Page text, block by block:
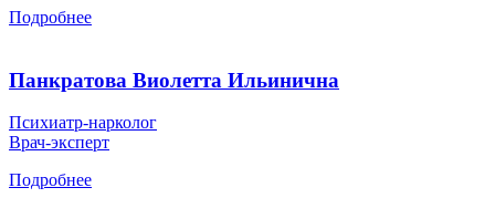
Подробнее
Панкратова Виолетта Ильинична
Психиатр-нарколог
Врач-эксперт
Подробнее